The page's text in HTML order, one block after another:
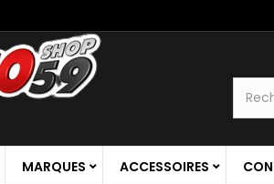
MARQUES ACCESSOIRES